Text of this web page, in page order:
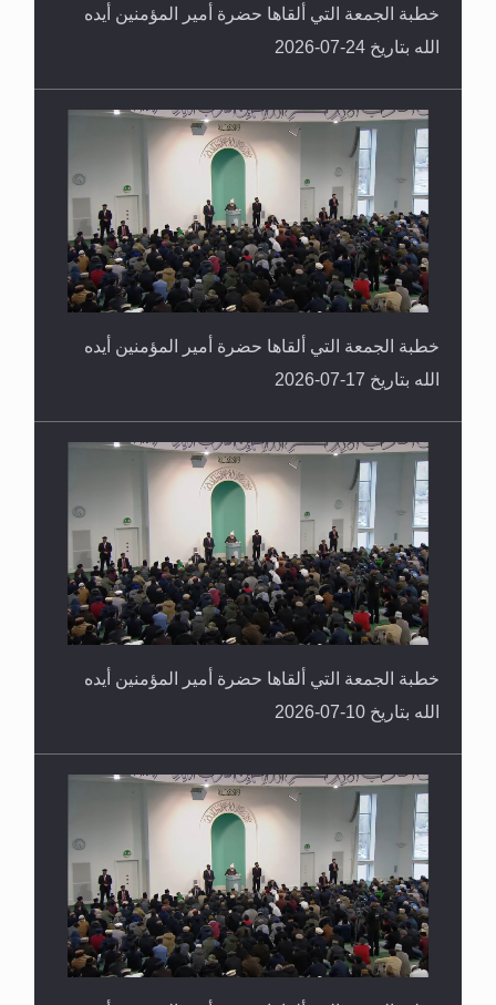
خطبة الجمعة التي ألقاها حضرة أمير المؤمنين أيده
الله بتاريخ 24-07-2026
خطبة الجمعة التي ألقاها حضرة أمير المؤمنين أيده
الله بتاريخ 17-07-2026
خطبة الجمعة التي ألقاها حضرة أمير المؤمنين أيده
الله بتاريخ 10-07-2026